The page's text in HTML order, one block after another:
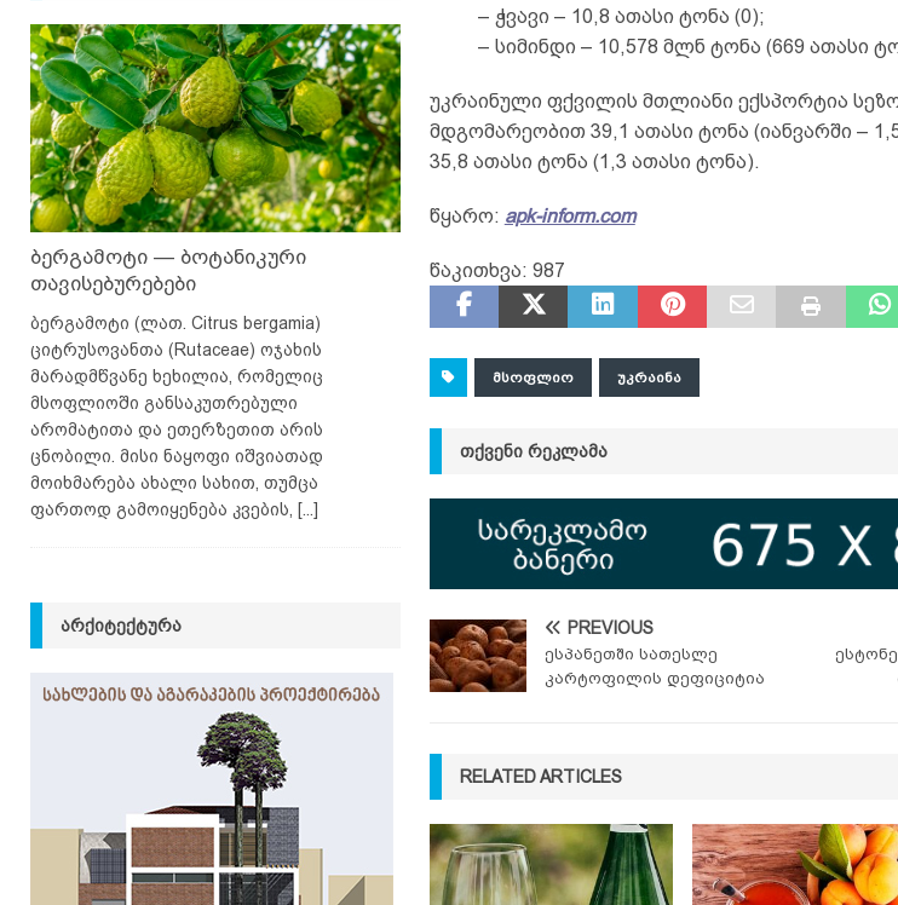
– ჭვავი – 10,8 ათასი ტონა (0);
– სიმინდი – 10,578 მლნ ტონა (669 ათასი
უკრაინული ფქვილის მთლიანი ექსპორტია
მდგომარეობით 39,1 ათასი ტონა (იანვარში –
35,8 ათასი ტონა (1,3 ათასი ტონა).
წყარო: apk-inform.com
წაკითხვა: 987
ᲛᲡᲝᲤᲚᲘᲝ ᲣᲙᲠᲐᲘᲜᲐ
ᲗᲥᲕᲔᲜᲘ ᲠᲔᲙᲚᲐᲛᲐ
PREVIOUS
ესპანეთში სათესლე
კარტოფილის დეფიციტია
RELATED ARTICLES
ბერგამოტი — ბოტანიკური
თავისებურებები
ბერგამოტი (ლათ. Citrus bergamia)
ციტრუსოვანთა (Rutaceae) ოჯახის
მარადმწვანე ხეხილია, რომელიც
მსოფლიოში განსაკუთრებული
არომატითა და ეთერზეთით არის
ცნობილი. მისი ნაყოფი იშვიათად
მოიხმარება ახალი სახით, თუმცა
ფართოდ გამოიყენება კვების,
[...]
ᲐᲠᲥᲘᲢᲔᲥᲢᲣᲠᲐ